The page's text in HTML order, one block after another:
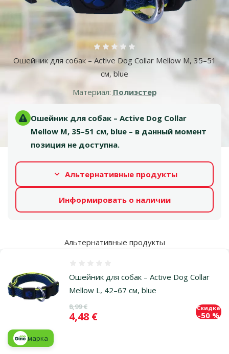
Ошейник для собак – Active Dog Collar Mellow M, 35–51
см, blue
Оценка 0%
Материал: Полиэстер
Ошейник для собак – Active Dog Collar
Mellow M, 35–51 см, blue – в данный момент
позиция не доступна.
Альтернативные продукты
Информировать о наличии
Альтернативные продукты
Ошейник для собак – Active Dog Collar
Mellow L, 42–67 см, blue
Исходная цена
8,99 €
Цена
4,48 €
Скидка
-50 %
марка